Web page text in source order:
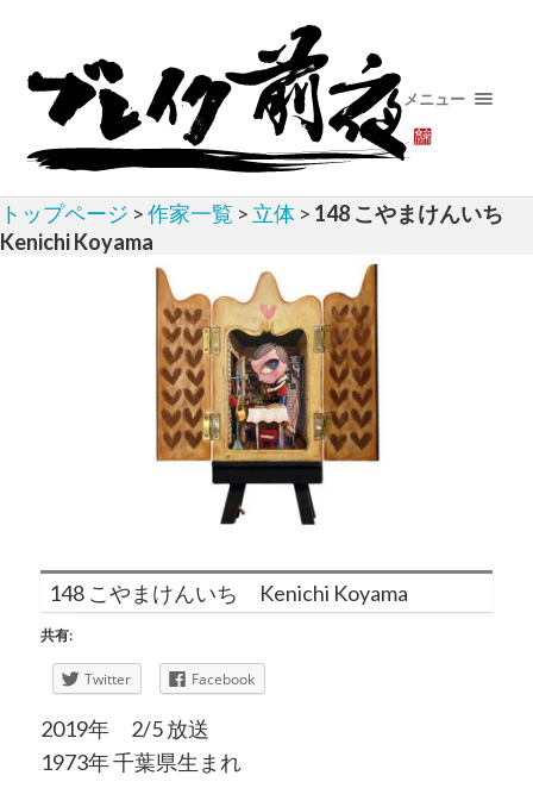
メニュー
トップページ >作家一覧 > 立体 > 148 こやまけんいち
Kenichi Koyama
148 こやまけんいち Kenichi Koyama
共有:
Twitter Facebook
2019年 2/5 放送
1973年 千葉県生まれ